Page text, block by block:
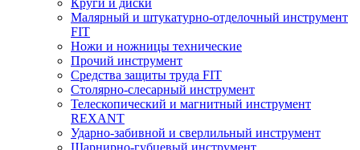
Малярный и штукатурно-отделочный инструмент
FIT
Ножи и ножницы технические
Прочий инструмент
Средства защиты труда FIT
Столярно-слесарный инструмент
Телескопический и магнитный инструмент
REXANT
Ударно-забивной и сверлильный инструмент
Шарнирно-губцевый инструмент